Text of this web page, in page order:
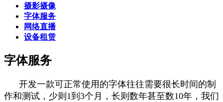
摄影摄像
字体服务
网络直播
设备租赁
字体服务
开发一款可正常使用的字体往往需要很长时间的制
作和测试，少则1到3个月，长则数年甚至数10年，我们